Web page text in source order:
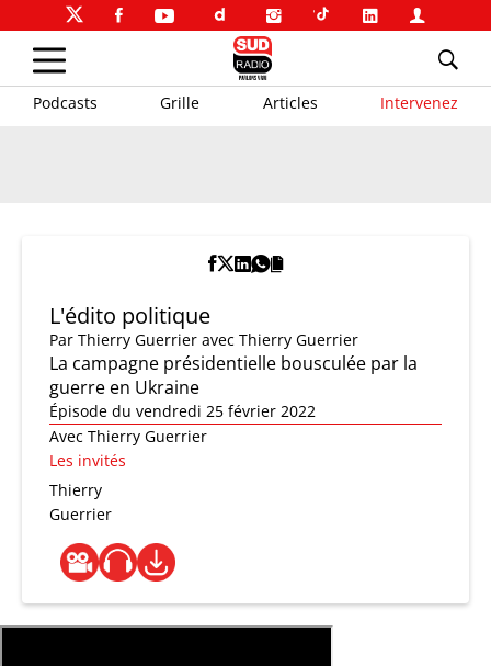
Podcasts Grille Articles Intervenez
L'édito politique
Par Thierry Guerrier avec Thierry Guerrier
La campagne présidentielle bousculée par la
guerre en Ukraine
Épisode du vendredi 25 février 2022
Avec Thierry Guerrier
Les invités
Thierry
Guerrier